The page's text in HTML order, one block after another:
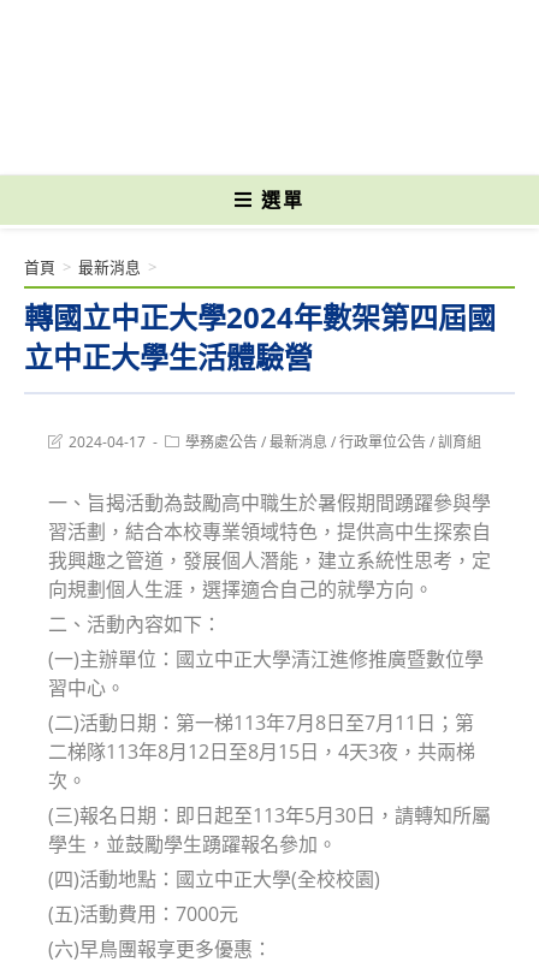
選單
轉國立中正大學2024年數架第四屆國
立中正大學生活體驗營
首頁 > 最新消息 >
Post2024-04-17
Post學務處公告/最新消息 /行政單位公告/訓育組
一、旨揭活動為鼓勵高中職生於暑假期間踴躍參與學
習活劃，結合本校專業領域特色，提供高中生探索自
我興趣之管道，發展個人潛能，建立系統性思考，定
向規劃個人生涯，選擇適合自己的就學方向。
二、活動內容如下：
(一)主辦單位：國立中正大學清江進修推廣暨數位學
習中心。
(二)活動日期：第一梯113年7月8日至7月11日；第
二梯隊113年8月12日至8月15日，4天3夜，共兩梯
次。
(三)報名日期：即日起至113年5月30日，請轉知所屬
學生，並鼓勵學生踴躍報名參加。
(四)活動地點：國立中正大學(全校校園)
(五)活動費用：7000元
(六)早鳥團報享更多優惠：